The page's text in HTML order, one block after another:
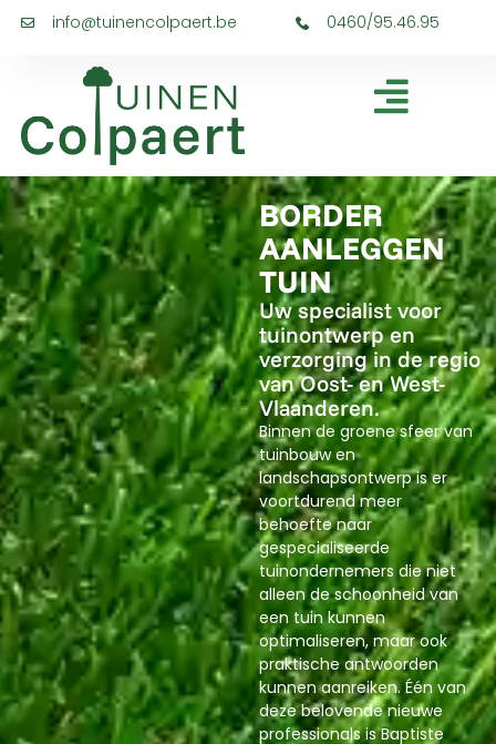
info@tuinencolpaert.be 0460/95.46.95
BORDER
AANLEGGEN
TUIN
Uw specialist voor
tuinontwerp en
verzorging in de regio
van Oost- en West-
Vlaanderen.
Binnen de groene sfeer van
tuinbouw en
landschapsontwerp is er
voortdurend meer
behoefte naar
gespecialiseerde
tuinondernemers die niet
alleen de schoonheid van
een tuin kunnen
optimaliseren, maar ook
praktische antwoorden
kunnen aanreiken. Één van
deze belovende nieuwe
professionals is Baptiste